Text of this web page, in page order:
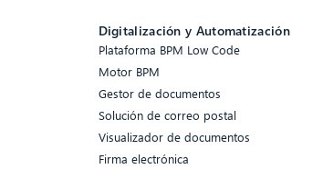
Digitalización y Automatización
Plataforma BPM Low Code
Motor BPM
Gestor de documentos
Solución de correo postal
Visualizador de documentos
Firma electrónica